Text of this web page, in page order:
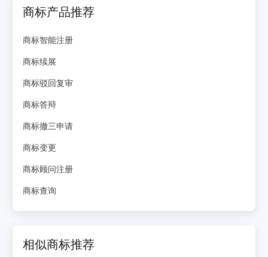
商标产品推荐
商标智能注册
商标续展
商标驳回复审
商标答辩
商标撤三申请
商标变更
商标顾问注册
商标查询
相似商标推荐